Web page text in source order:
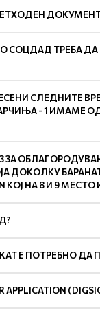
СОЦДАД ТРЕБА
СЛЕДНИТЕ
- 1
ДОКОЛКУ
НА 8 И 9 МЕСТО
Е ПОТРЕБНО